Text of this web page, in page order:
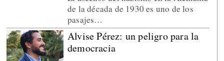
de la década de 1930 es uno de los
pasajes…
Alvise Pérez: un peligro para la
democracia